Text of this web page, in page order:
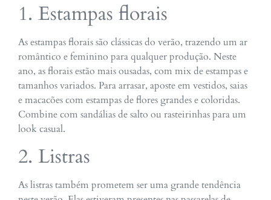
1. Estampas florais
As estampas florais são clássicas do verão, trazendo um ar
romântico e feminino para qualquer produção. Neste
ano, as florais estão mais ousadas, com mix de estampas e
tamanhos variados. Para arrasar, aposte em vestidos, saias
e macacões com estampas de flores grandes e coloridas.
Combine com sandálias de salto ou rasteirinhas para um
look casual.
2. Listras
As listras também prometem ser uma grande tendência